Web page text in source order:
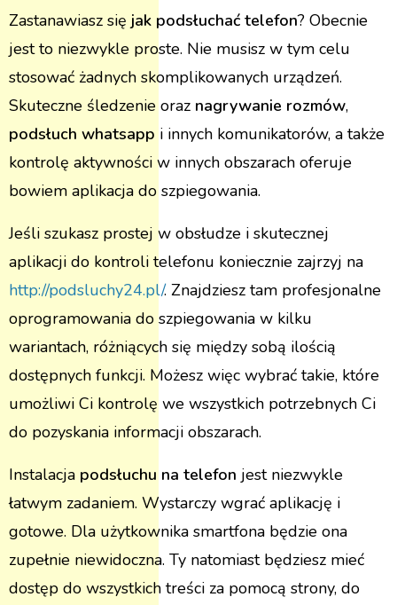
Zastanawiasz się jak podsłuchać telefon? Obecnie
jest to niezwykle proste. Nie musisz w tym celu
stosować żadnych skomplikowanych urządzeń.
Skuteczne śledzenie oraz nagrywanie rozmów,
podsłuch whatsapp i innych komunikatorów, a także
kontrolę aktywności w innych obszarach oferuje
bowiem aplikacja do szpiegowania.
Jeśli szukasz prostej w obsłudze i skutecznej
aplikacji do kontroli telefonu koniecznie zajrzyj na
http://podsluchy24.pl/. Znajdziesz tam profesjonalne
oprogramowania do szpiegowania w kilku
wariantach, różniących się między sobą ilością
dostępnych funkcji. Możesz więc wybrać takie, które
umożliwi Ci kontrolę we wszystkich potrzebnych Ci
do pozyskania informacji obszarach.
Instalacja podsłuchu na telefon jest niezwykle
łatwym zadaniem. Wystarczy wgrać aplikację i
gotowe. Dla użytkownika smartfona będzie ona
zupełnie niewidoczna. Ty natomiast będziesz mieć
dostęp do wszystkich treści za pomocą strony, do